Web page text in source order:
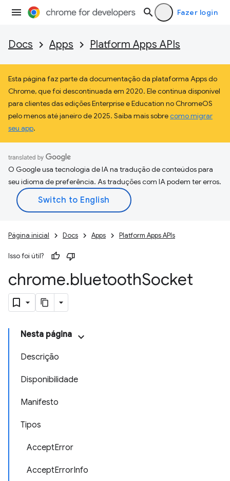
Fazer login
Docs Apps Platform Apps APIs
Esta página faz parte da documentação da plataforma Apps do
Chrome, que foi descontinuada em 2020. Ele continua disponível
para clientes das edições Enterprise e Education no ChromeOS
pelo menos até janeiro de 2025. Saiba mais sobrecomo migrar
seu app.
O Google usa tecnologia de IA na tradução de conteúdos para
seu idioma de preferência. As traduções com IA podem ter erros.
Página inicial Docs Apps Platform Apps APIs
Isso foi útil?
chrome.bluetoothSocket
Nesta página
Descrição
Disponibilidade
Manifesto
Tipos
AcceptError
AcceptErrorInfo